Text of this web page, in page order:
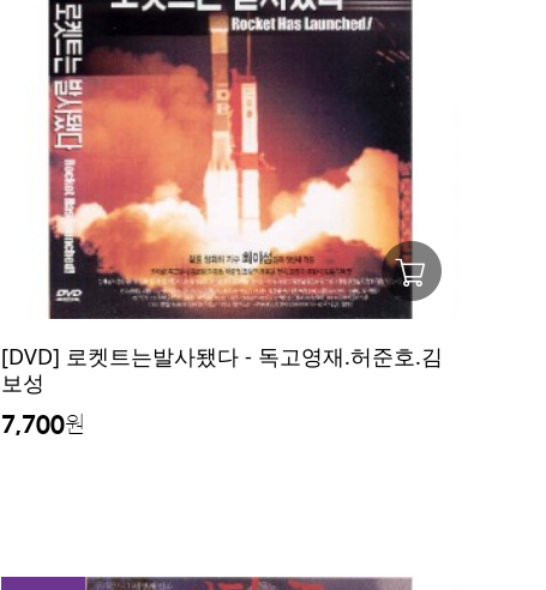
[DVD] 로켓트는발사됐다 - 독고영재.허준호.김
보성
7,700원